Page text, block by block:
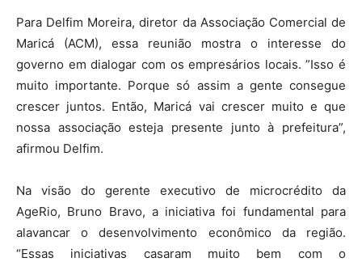
Para Delfim Moreira, diretor da Associação Comercial de
Maricá (ACM), essa reunião mostra o interesse do
governo em dialogar com os empresários locais. ”Isso é
muito importante. Porque só assim a gente consegue
crescer juntos. Então, Maricá vai crescer muito e que
nossa associação esteja presente junto à prefeitura”,
afirmou Delfim.
Na visão do gerente executivo de microcrédito da
AgeRio, Bruno Bravo, a iniciativa foi fundamental para
alavancar o desenvolvimento econômico da região.
“Essas iniciativas casaram muito bem com o